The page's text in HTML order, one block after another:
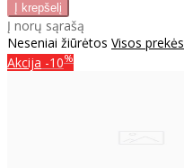
Į norų sąrašą
Neseniai žiūrėtos Visos prekės
Akcija -10%